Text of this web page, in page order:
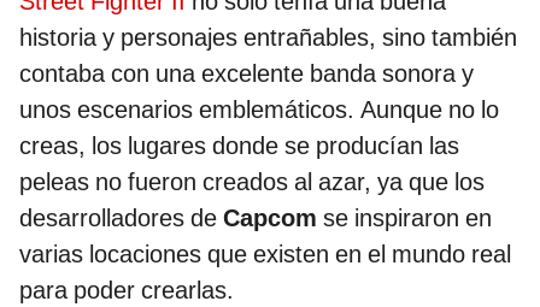
historia y personajes entrañables, sino también
contaba con una excelente banda sonora y
unos escenarios emblemáticos. Aunque no lo
creas, los lugares donde se producían las
peleas no fueron creados al azar, ya que los
desarrolladores de Capcom se inspiraron en
varias locaciones que existen en el mundo real
para poder crearlas.